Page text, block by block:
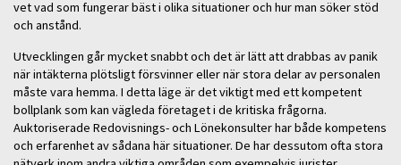
vet vad som fungerar bäst i olika situationer och hur man söker stöd
och anstånd.
Utvecklingen går mycket snabbt och det är lätt att drabbas av panik
när intäkterna plötsligt försvinner eller när stora delar av personalen
måste vara hemma. I detta läge är det viktigt med ett kompetent
bollplank som kan vägleda företaget i de kritiska frågorna.
Auktoriserade Redovisnings- och Lönekonsulter har både kompetens
och erfarenhet av sådana här situationer. De har dessutom ofta stora